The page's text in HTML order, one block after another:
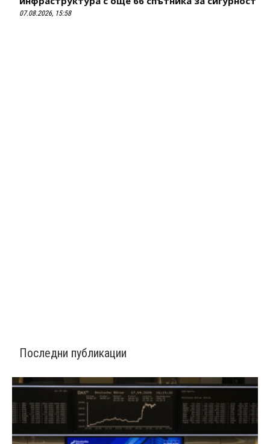
07.08.2026, 15:58
Последни публикации